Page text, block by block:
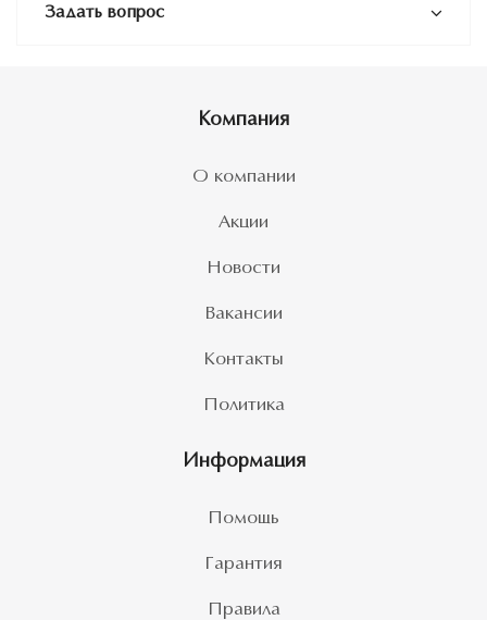
Задать вопрос
Компания
О компании
Акции
Новости
Вакансии
Контакты
Политика
Информация
Помощь
Гарантия
Правила